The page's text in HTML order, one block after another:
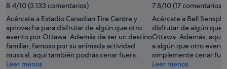
8.4/10 (3.133 comentarios)
Acércate a Estadio Canadian Tire Centre y
aprovecha para disfrutar de algún que otro
evento por Ottawa. Además de ser un destino
familiar, famoso por su animada actividad
musical, aquí también podrás cenar fuera.
Leer menos
7.8/10 (17 comentarios)
Acércate a Bell
disfrutar de algún que
Ottawa. Además, aquí
a algún que otro
simplemente cenar
Leer menos